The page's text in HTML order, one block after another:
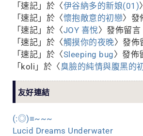
「速記 」於〈伊谷納多的新娘(01)
「速記 」於〈懷抱敵意的初戀〉發
「速記 」於〈JOY 喜悅〉發佈留言
「速記 」於〈觸摸你的夜晚〉發佈
「速記 」於〈Sleeping bug〉發佈
「koli 」於〈臭臉的純情與腹黑的
友好連結
(:◎)≡~~~
Lucid Dreams Underwater